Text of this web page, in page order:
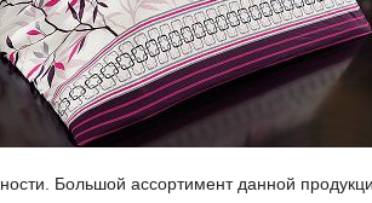
Большой ассортимент данной